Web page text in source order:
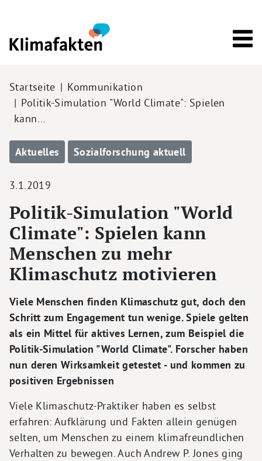
Pfadnavigation
Startseite
Kommunikation
Politik-Simulation "World Climate": Spielen
kann…
Aktuelles Sozialforschung aktuell
3.1.2019
Politik-Simulation "World
Climate": Spielen kann
Menschen zu mehr
Klimaschutz motivieren
Viele Menschen finden Klimaschutz gut, doch den
Schritt zum Engagement tun wenige. Spiele gelten
als ein Mittel für aktives Lernen, zum Beispiel die
Politik-Simulation "World Climate". Forscher haben
nun deren Wirksamkeit getestet - und kommen zu
positiven Ergebnissen
Viele Klimaschutz-Praktiker haben es selbst
erfahren: Aufklärung und Fakten allein genügen
selten, um Menschen zu einem klimafreundlichen
Verhalten zu bewegen. Auch Andrew P. Jones ging